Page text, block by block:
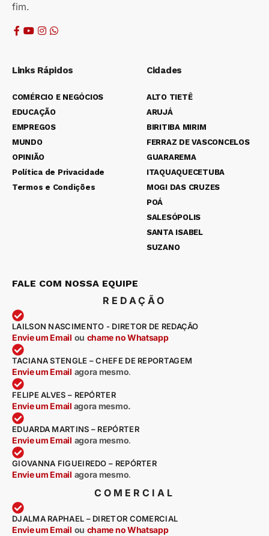
fim.
Links Rápidos
COMÉRCIO E NEGÓCIOS
EDUCAÇÃO
EMPREGOS
MUNDO
OPINIÃO
Política de Privacidade
Termos e Condições
Cidades
ALTO TIETÊ
ARUJÁ
BIRITIBA MIRIM
FERRAZ DE VASCONCELOS
GUARAREMA
ITAQUAQUECETUBA
MOGI DAS CRUZES
POÁ
SALESÓPOLIS
SANTA ISABEL
SUZANO
FALE COM NOSSA EQUIPE
REDAÇÃO
LAILSON NASCIMENTO - DIRETOR DE REDAÇÃO
Envie um Email ou chame no Whatsapp
TACIANA STENGLE – CHEFE DE REPORTAGEM
Envie um Email agora mesmo.
FELIPE ALVES – REPÓRTER
Envie um Email agora mesmo.
EDUARDA MARTINS – REPÓRTER
Envie um Email agora mesmo.
GIOVANNA FIGUEIREDO – REPÓRTER
Envie um Email agora mesmo.
COMERCIAL
DJALMA RAPHAEL – DIRETOR COMERCIAL
Envie um Email ou chame no Whatsapp